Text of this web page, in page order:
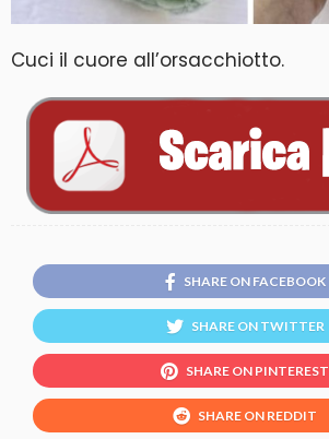
Cuci il cuore all’orsacchiotto.
SHARE ON FACEBOOK
SHARE ON TWITTER
SHARE ON PINTEREST
SHARE ON REDDIT